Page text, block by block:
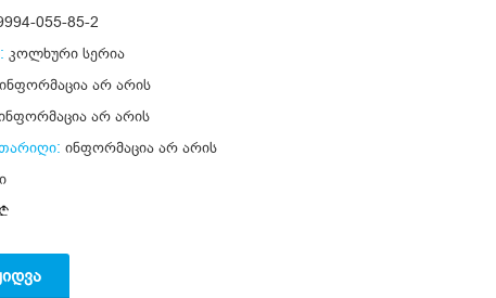
055-85-2
კოლხური სერია
ინფორმაცია არ არის
არ არის
ინფორმაცია არ არის